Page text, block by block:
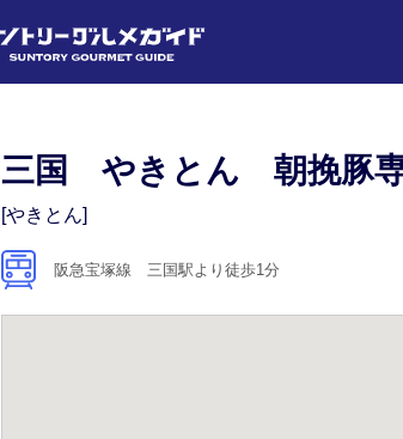
三国 やきとん 朝挽豚
[やきとん]
阪急宝塚線 三国駅より徒歩1分